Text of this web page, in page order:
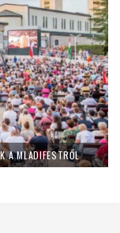
A MLADIFESTRŐL